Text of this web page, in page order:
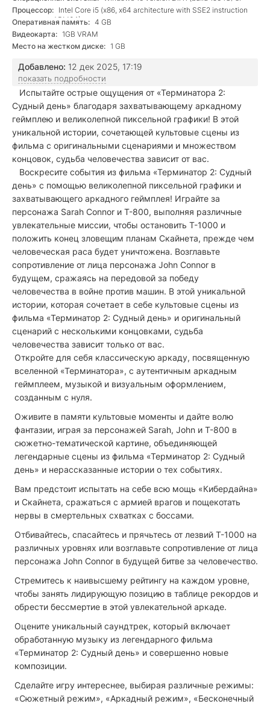
newer
Процессор: Intel Core i5 (x86, x64 architecture with SSE2 instruction
set support, ARM64)
Оперативная память: 4 GB
Видеокарта: 1GB VRAM
Место на жестком диске: 1 GB
Добавлено: 12 дек 2025, 17:19
показать подробности
Испытайте острые ощущения от «Терминатора 2:
Судный день» благодаря захватывающему аркадному
геймплею и великолепной пиксельной графики! В этой
уникальной истории, сочетающей культовые сцены из
фильма с оригинальными сценариями и множеством
концовок, судьба человечества зависит от вас.
Воскресите события из фильма «Терминатор 2: Судный
день» с помощью великолепной пиксельной графики и
захватывающего аркадного геймплея! Играйте за
персонажа Sarah Connor и T-800, выполняя различные
увлекательные миссии, чтобы остановить T-1000 и
положить конец зловещим планам Скайнета, прежде чем
человеческая раса будет уничтожена. Возглавьте
сопротивление от лица персонажа John Connor в
будущем, сражаясь на передовой за победу
человечества в войне против машин. В этой уникальной
истории, которая сочетает в себе культовые сцены из
фильма «Терминатор 2: Судный день» и оригинальный
сценарий с несколькими концовками, судьба
человечества зависит только от вас.
Откройте для себя классическую аркаду, посвященную
вселенной «Терминатора», с аутентичным аркадным
геймплеем, музыкой и визуальным оформлением,
созданным с нуля.
Оживите в памяти культовые моменты и дайте волю
фантазии, играя за персонажей Sarah, John и T-800 в
сюжетно-тематической картине, объединяющей
легендарные сцены из фильма «Терминатор 2: Судный
день» и нерассказанные истории о тех событиях.
Вам предстоит испытать на себе всю мощь «Кибердайна»
и Скайнета, сражаться с армией врагов и пощекотать
нервы в смертельных схватках с боссами.
Отбивайтесь, спасайтесь и прячьтесь от лезвий T-1000 на
различных уровнях или возглавьте сопротивление от лица
персонажа John Connor в будущей битве за человечество.
Стремитесь к наивысшему рейтингу на каждом уровне,
чтобы занять лидирующую позицию в таблице рекордов и
обрести бессмертие в этой увлекательной аркаде.
Оцените уникальный саундтрек, который включает
обработанную музыку из легендарного фильма
«Терминатор 2: Судный день» и совершенно новые
композиции.
Сделайте игру интереснее, выбирая различные режимы:
«Сюжетный режим», «Аркадный режим», «Бесконечный